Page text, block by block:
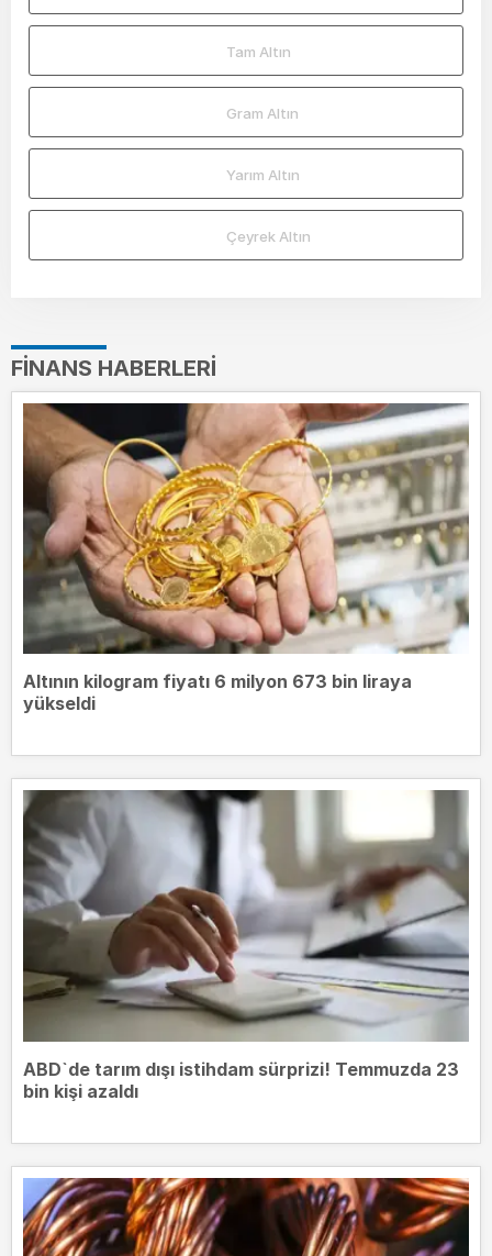
Tam Altın
Gram Altın
Yarım Altın
Çeyrek Altın
FINANS HABERLERI
Altının kilogram fiyatı 6 milyon 673 bin liraya
yükseldi
ABD`de tarım dışı istihdam sürprizi! Temmuzda 23
bin kişi azaldı